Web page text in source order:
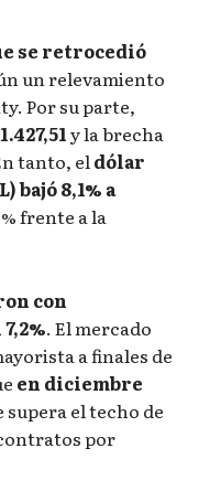
se retrocedió
un relevamiento
Por su parte,
y la brecha
tanto, el dólar
bajó 8,1% a
frente a la
con
. El mercado
a finales de
en diciembre
supera el techo de
por